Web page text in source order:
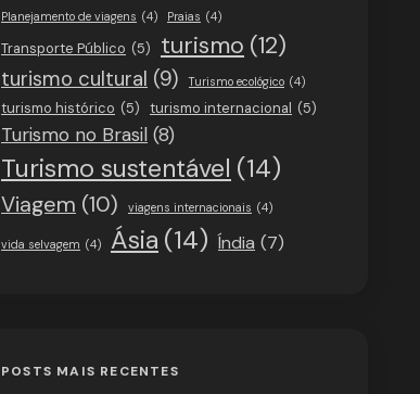
Planejamento de viagens (4) Praias (4)
Transporte Público (5) turismo (12)
turismo cultural (9) Turismo ecológico (4)
turismo histórico (5) turismo internacional (5)
Turismo no Brasil (8)
Turismo sustentável (14)
Viagem (10) viagens internacionais (4)
vida selvagem (4) Ásia (14) Índia (7)
POSTS MAIS RECENTES